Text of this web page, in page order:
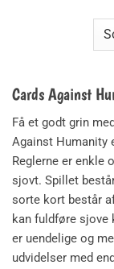
Cards Against
Få et godt grin
Against Humanity
Reglerne er enkle
sjovt. Spillet
sorte kort består
kan fuldføre
er uendelige og
udvidelser med